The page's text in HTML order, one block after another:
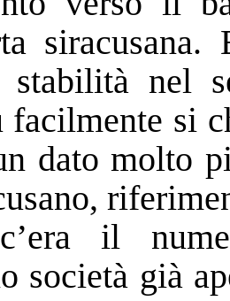
stabilità nel
facilmente si
dato molto
il
società già